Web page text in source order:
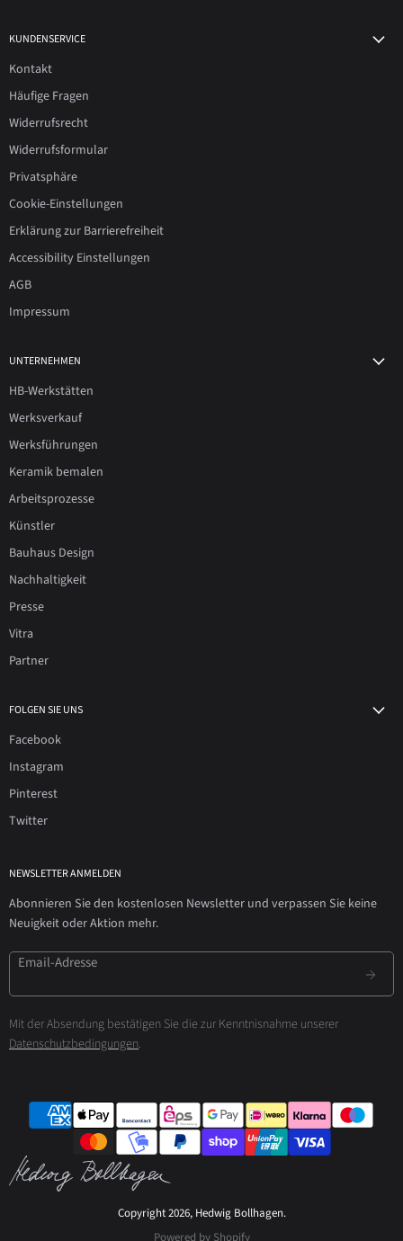
KUNDENSERVICE
Kontakt
Häufige Fragen
Widerrufsrecht
Widerrufsformular
Privatsphäre
Cookie-Einstellungen
Erklärung zur Barrierefreiheit
Accessibility Einstellungen
AGB
Impressum
UNTERNEHMEN
HB-Werkstätten
Werksverkauf
Werksführungen
Keramik bemalen
Arbeitsprozesse
Künstler
Bauhaus Design
Nachhaltigkeit
Presse
Vitra
Partner
FOLGEN SIE UNS
Facebook
Instagram
Pinterest
Twitter
NEWSLETTER ANMELDEN
Abonnieren Sie den kostenlosen Newsletter und verpassen Sie keine
Neuigkeit oder Aktion mehr.
Email-Adresse
Mit der Absendung bestätigen Sie die zur Kenntnisnahme unserer
Datenschutzbedingungen.
Copyright 2026, Hedwig Bollhagen.
Powered by Shopify